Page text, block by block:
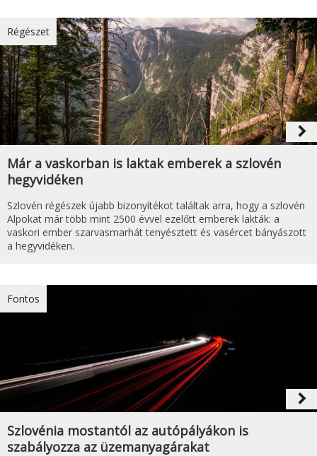
Régészet
navigate_next
Már a vaskorban is laktak emberek a szlovén
hegyvidéken
Szlovén régészek újabb bizonyítékot találtak arra, hogy a szlovén
Alpokat már több mint 2500 évvel ezelőtt emberek lakták: a
vaskori ember szarvasmarhát tenyésztett és vasércet bányászott
a hegyvidéken.
Fontos
navigate_next
Szlovénia mostantól az autópályákon is
szabályozza az üzemanyagárakat